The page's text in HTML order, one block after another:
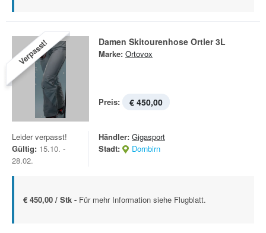
Verpasst! Damen Skitourenhose Ortler 3L
Marke: Ortovox
Preis: € 450,00
Leider verpasst!
Gültig: 15.10. -
28.02.
Händler: Gigasport
Stadt:
Dornbirn
€ 450,00 / Stk - Für mehr Information siehe Flugblatt.